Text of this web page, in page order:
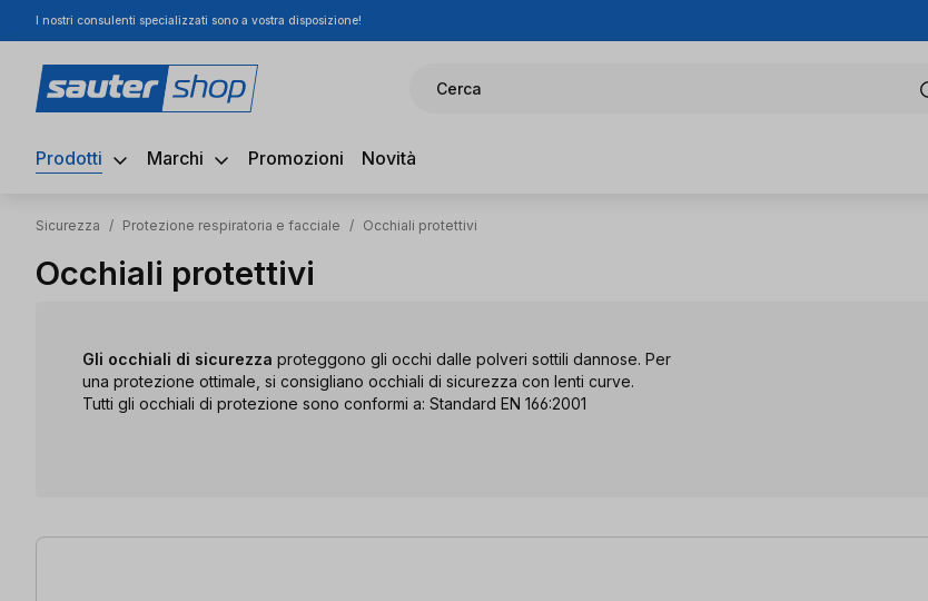
al contenuto principale
Salta alla ricerca
Passa alla navigazione principale
I nostri consulenti specializzati sono a vostra disposizione!
Cerca
Prodotti Marchi Promozioni Novità
Sicurezza / Protezione respiratoria e facciale / Occhiali protettivi
Occhiali protettivi
Gli occhiali di sicurezza proteggono gli occhi dalle polveri sottili dannose. Per
una protezione ottimale, si consigliano occhiali di sicurezza con lenti curve.
Tutti gli occhiali di protezione sono conformi a: Standard EN 166:2001
2 articoli trovati